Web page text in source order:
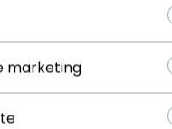
marketing